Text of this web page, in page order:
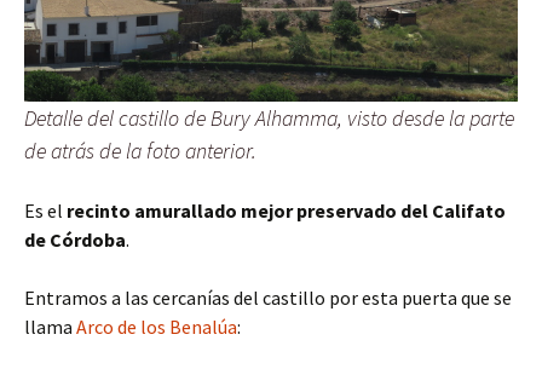
Detalle del castillo de Bury Alhamma, visto desde la parte
de atrás de la foto anterior.
Es el recinto amurallado mejor preservado del Califato
de Córdoba.
Entramos a las cercanías del castillo por esta puerta que se
llama Arco de los Benalúa: